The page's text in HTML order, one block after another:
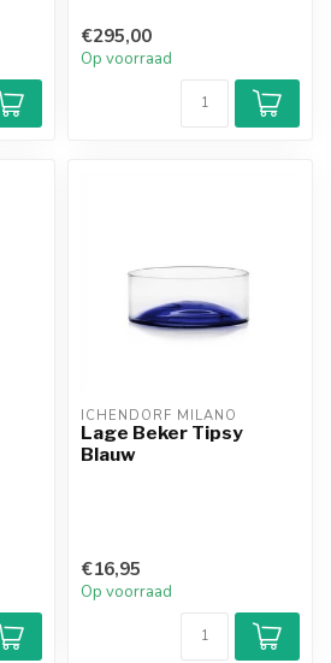
€295,00
Op voorraad
ICHENDORF MILANO
Lage Beker Tipsy
Blauw
€16,95
Op voorraad